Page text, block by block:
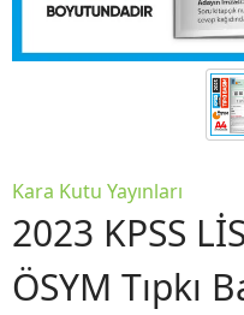
Kara Kutu Yayınları
2023 KPSS
ÖSYM Tıpkı